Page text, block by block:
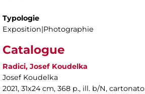
Typologie
Exposition|Photographie
Catalogue
Radici, Josef Koudelka
Josef Koudelka
2021, 31x24 cm, 368 p., ill. b/N, cartonato